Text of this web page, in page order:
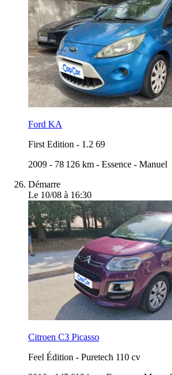
Ford KA
First Edition - 1.2 69
2009 - 78 126 km - Essence - Manuel
Démarre
Le 10/08 à 16:30
Citroen C3 Picasso
Feel Édition - Puretech 110 cv